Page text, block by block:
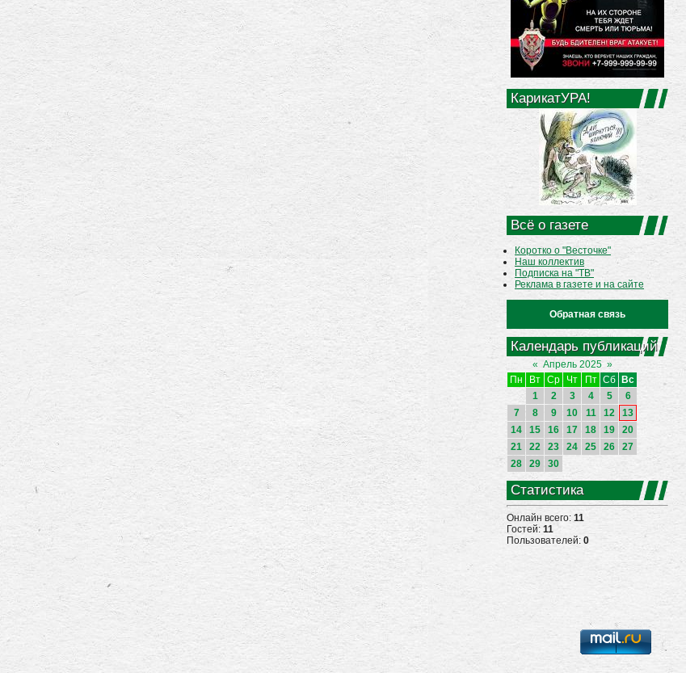
КарикатУРА!
Всё о газете
Коротко о "Весточке"
Наш коллектив
Подписка на "ТВ"
Реклама в газете и на сайте
Обратная связь
Календарь публикаций
« Апрель 2025 »
Пн
Вт Ср Чт Пт Сб
Вс
1
2 3 4 5
6
7
8 9 10 11 12
13
14
15 16 17 18 19
20
21
22 23 24 25 26
27
28
29 30
Статистика
Онлайн всего: 11
Гостей: 11
Пользователей: 0